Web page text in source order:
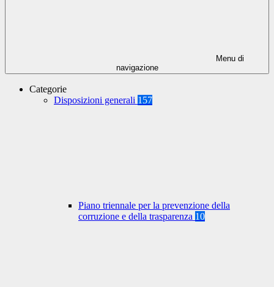
Menu di
navigazione
Categorie
Disposizioni generali 157
Piano triennale per la prevenzione della
corruzione e della trasparenza 10